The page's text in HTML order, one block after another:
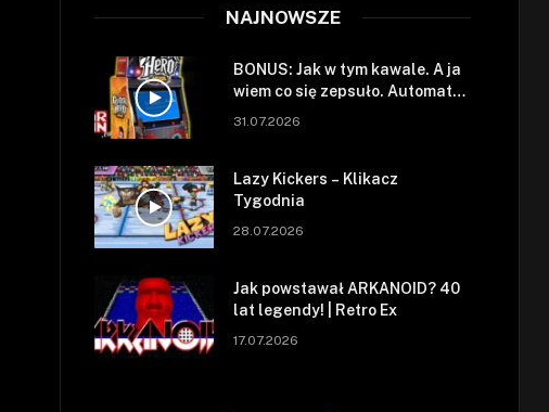
NAJNOWSZE
BONUS: Jak w tym kawale. A ja
wiem co się zepsuło. Automat
się zepsuł.
31.07.2026
Lazy Kickers – Klikacz
Tygodnia
28.07.2026
Jak powstawał ARKANOID? 40
lat legendy! | Retro Ex
17.07.2026